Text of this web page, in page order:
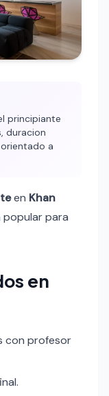
principiante
duracion
a
en Khan
para
en
con profesor